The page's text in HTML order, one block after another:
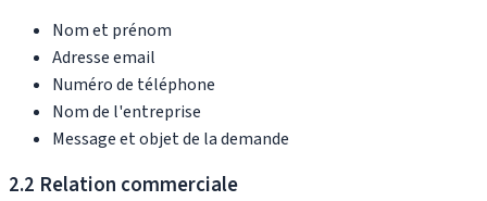
Nom et prénom
Adresse email
Numéro de téléphone
Nom de l'entreprise
Message et objet de la demande
2.2 Relation commerciale